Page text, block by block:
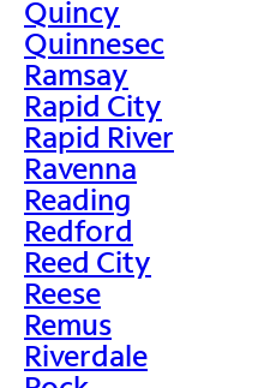
Quincy
Quinnesec
Ramsay
Rapid City
Rapid River
Ravenna
Reading
Redford
Reed City
Reese
Remus
Riverdale